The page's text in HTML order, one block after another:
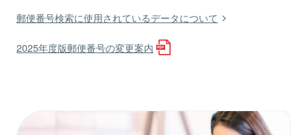
郵便番号検索に使用されているデータについて
2025年度版郵便番号の変更案内